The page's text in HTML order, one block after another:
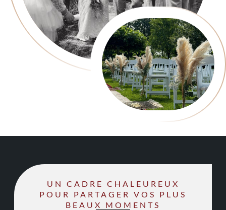
UN CADRE CHALEUREUX
POUR PARTAGER VOS PLUS
BEAUX MOMENTS